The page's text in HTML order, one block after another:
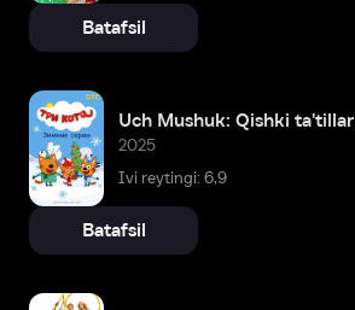
Batafsil
Uch Mushuk: Qishki ta'tillar
2025
Ivi reytingi: 6,9
Batafsil